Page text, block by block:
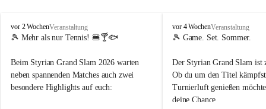
d
o
t
n
.
vor 2 WochenVeranstaltung
🎾 Mehr als nur Tennis! 🍔🍸🐟
Beim Styrian Grand Slam 2026 warten
neben spannenden Matches auch zwei
besondere Highlights auf euch:
d
o
t
e
n
.
t
vor 4 WochenVeranstaltung
🎾 Game. Set. Sommer.
Der Styrian Grand Slam ist
Ob du um den Titel
Turnierluft genießen
deine Chance.